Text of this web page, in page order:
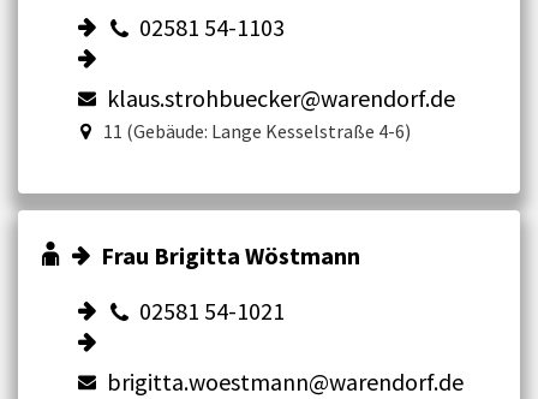
02581 54-1103
klaus.strohbuecker@warendorf.de
11 (Gebäude: Lange Kesselstraße 4-6)
Frau Brigitta Wöstmann
02581 54-1021
brigitta.woestmann@warendorf.de